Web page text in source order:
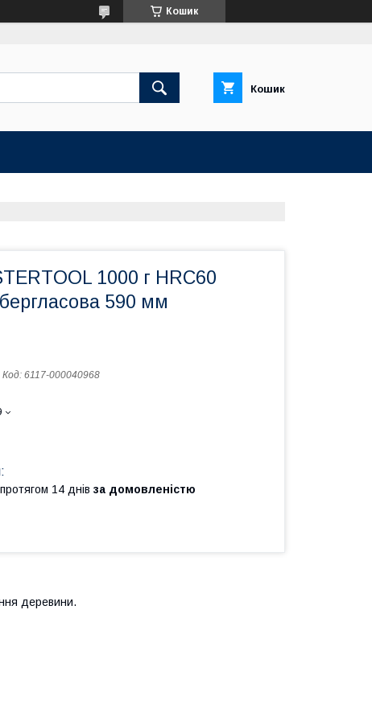
Кошик
Кошик
1000 г HRC60
590 мм
Код: 6117-000040968
14 днів за домовленістю
деревини.